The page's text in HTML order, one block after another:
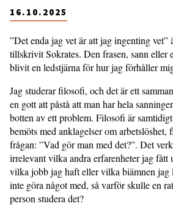
16.10.2025
”Det enda jag vet är att jag ingenting vet”
tillskrivit Sokrates. Den frasen, sann eller
blivit en ledstjärna för hur jag förhåller
Jag studerar filosofi, och det är ett
en gott att påstå att man har hela
botten av ett problem. Filosofi är
bemöts med anklagelser om arbetslöshet,
frågan: ”Vad gör man med det?”. Det
irrelevant vilka andra erfarenheter jag fått
vilka jobb jag haft eller vilka biämnen jag
inte göra något med, så varför skulle en
person studera det?